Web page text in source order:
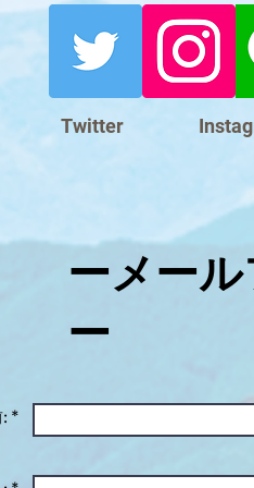
Twitter
ーメー
ー
*